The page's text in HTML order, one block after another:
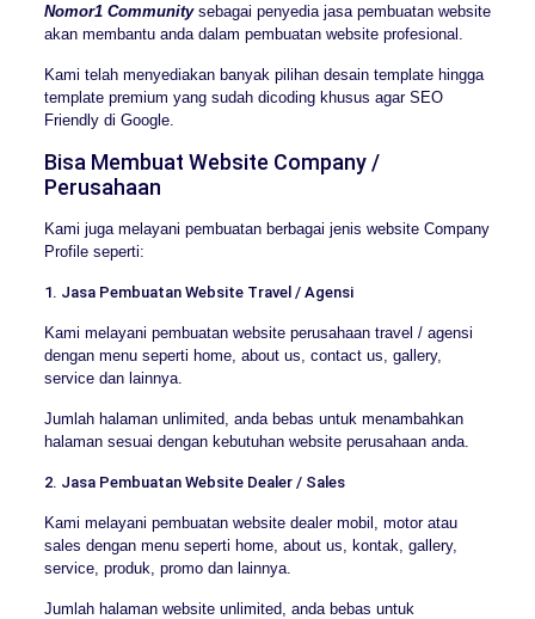
Nomor1 Community sebagai penyedia jasa pembuatan website
akan membantu anda dalam pembuatan website profesional.
Kami telah menyediakan banyak pilihan desain template hingga
template premium yang sudah dicoding khusus agar SEO
Friendly di Google.
Bisa Membuat Website Company /
Perusahaan
Kami juga melayani pembuatan berbagai jenis website Company
Profile seperti:
1. Jasa Pembuatan Website Travel / Agensi
Kami melayani pembuatan website perusahaan travel / agensi
dengan menu seperti home, about us, contact us, gallery,
service dan lainnya.
Jumlah halaman unlimited, anda bebas untuk menambahkan
halaman sesuai dengan kebutuhan website perusahaan anda.
2. Jasa Pembuatan Website Dealer / Sales
Kami melayani pembuatan website dealer mobil, motor atau
sales dengan menu seperti home, about us, kontak, gallery,
service, produk, promo dan lainnya.
Jumlah halaman website unlimited, anda bebas untuk